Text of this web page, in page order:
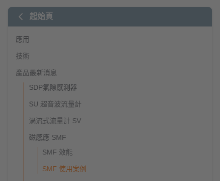
起始頁
應用
技術
產品最新消息
SDP氣隙感測器
SU 超音波流量計
渦流式流量計 SV
磁感應 SMF
SMF 效能
SMF 使用案例